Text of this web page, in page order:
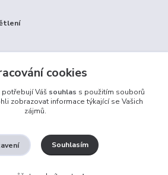
cookies
Váš souhlas s použitím souborů
zobrazovat informace týkající se Vašich
zájmů.
Souhlasím